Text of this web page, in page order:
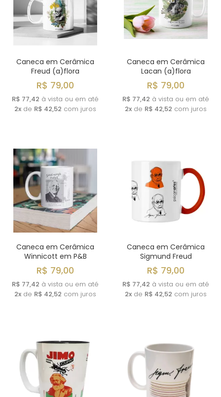
Caneca em Cerâmica
Freud (a)flora
R$ 79,00
R$ 77,42 à vista ou em até
2x de R$ 42,52 com juros
Caneca em Cerâmica
Lacan (a)flora
R$ 79,00
R$ 77,42 à vista ou em até
2x de R$ 42,52 com juros
Caneca em Cerâmica
Winnicott em P&B
R$ 79,00
R$ 77,42 à vista ou em até
2x de R$ 42,52 com juros
Caneca em Cerâmica
Sigmund Freud
R$ 79,00
R$ 77,42 à vista ou em até
2x de R$ 42,52 com juros